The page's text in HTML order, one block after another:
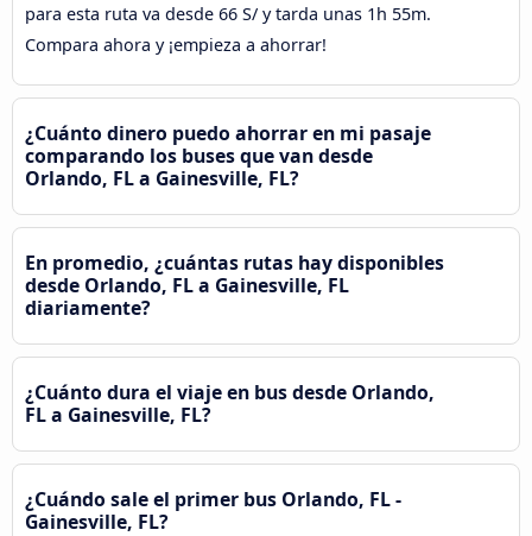
para esta ruta va desde 66 S/ y tarda unas 1h 55m.
Compara ahora y ¡empieza a ahorrar!
¿Cuánto dinero puedo ahorrar en mi pasaje
comparando los buses que van desde
Orlando, FL a Gainesville, FL?
En promedio, ¿cuántas rutas hay disponibles
desde Orlando, FL a Gainesville, FL
diariamente?
¿Cuánto dura el viaje en bus desde Orlando,
FL a Gainesville, FL?
¿Cuándo sale el primer bus Orlando, FL -
Gainesville, FL?